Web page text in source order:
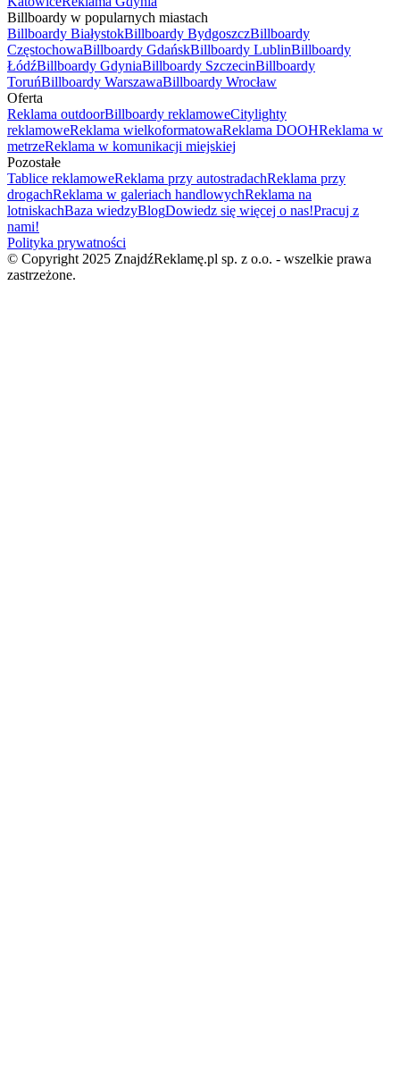
Billboardy w popularnych miastach
Billboardy BiałystokBillboardy BydgoszczBillboardy
CzęstochowaBillboardy GdańskBillboardy LublinBillboardy
ŁódźBillboardy GdyniaBillboardy SzczecinBillboardy
ToruńBillboardy WarszawaBillboardy Wrocław
Oferta
Reklama outdoorBillboardy reklamoweCitylighty
reklamoweReklama wielkoformatowaReklama DOOHReklama w
metrzeReklama w komunikacji miejskiej
Pozostałe
Tablice reklamoweReklama przy autostradachReklama przy
drogachReklama w galeriach handlowychReklama na
lotniskachBaza wiedzyBlogDowiedz się więcej o nas!Pracuj z
nami!
Polityka prywatności
© Copyright 2025 ZnajdźReklamę.pl sp. z o.o. - wszelkie prawa
zastrzeżone.